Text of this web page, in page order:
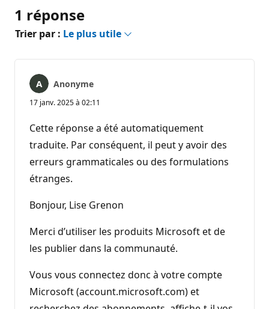
1 réponse
Trier par : Le plus utile
Anonyme
17 janv. 2025 à 02:11
Cette réponse a été automatiquement
traduite. Par conséquent, il peut y avoir des
erreurs grammaticales ou des formulations
étranges.
Bonjour, Lise Grenon
Merci d’utiliser les produits Microsoft et de
les publier dans la communauté.
Vous vous connectez donc à votre compte
Microsoft (account.microsoft.com) et